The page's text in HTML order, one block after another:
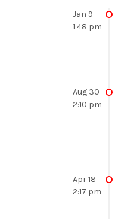
Jan 9
1:48 pm
Aug 30
2:10 pm
Apr 18
2:17 pm